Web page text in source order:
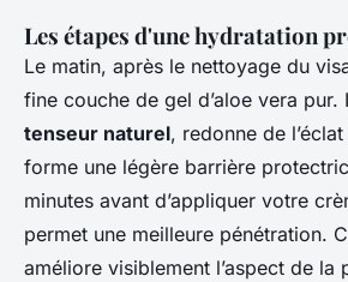
Les étapes d'une hydratation
Le matin, après le nettoyage du
fine couche de gel d’aloe vera pur.
tenseur naturel, redonne de
forme une légère barrière
minutes avant d’appliquer votre
permet une meilleure pénétration.
améliore visiblement l’aspect de la